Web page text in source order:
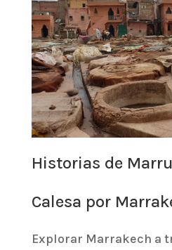
Historias de
Calesa por
Explorar Marrakech a